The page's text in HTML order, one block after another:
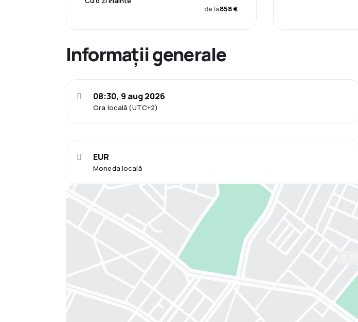
de la858 €
Informații generale
Ora locală (UTC+2)
08:30, 9 aug 2026
Moneda locală
EUR